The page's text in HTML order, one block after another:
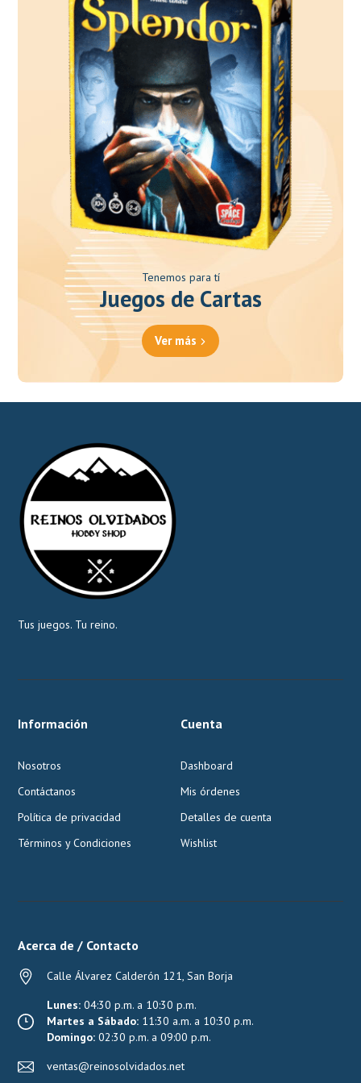
Tenemos para tí
Juegos de Cartas
Ver más
Tus juegos. Tu reino.
Información
Nosotros
Contáctanos
Política de privacidad
Términos y Condiciones
Cuenta
Dashboard
Mis órdenes
Detalles de cuenta
Wishlist
Acerca de / Contacto
Calle Álvarez Calderón 121, San Borja
Lunes: 04:30 p.m. a 10:30 p.m.
Martes a Sábado: 11:30 a.m. a 10:30 p.m.
Domingo: 02:30 p.m. a 09:00 p.m.
ventas@reinosolvidados.net